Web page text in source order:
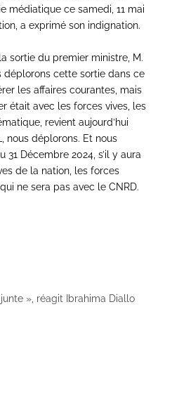
médiatique ce samedi, 11 mai
a exprimé son indignation.
sortie du premier ministre, M.
déplorons cette sortie dans ce
les affaires courantes, mais
était avec les forces vives, les
revient aujourd’hui
nous déplorons. Et nous
31 Décembre 2024, s’il y aura
de la nation, les forces
ne sera pas avec le CNRD.
», réagit Ibrahima Diallo